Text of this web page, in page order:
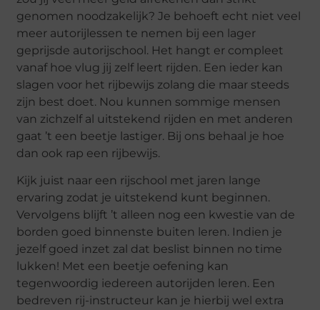
genomen noodzakelijk? Je behoeft echt niet veel
meer autorijlessen te nemen bij een lager
geprijsde autorijschool. Het hangt er compleet
vanaf hoe vlug jij zelf leert rijden. Een ieder kan
slagen voor het rijbewijs zolang die maar steeds
zijn best doet. Nou kunnen sommige mensen
van zichzelf al uitstekend rijden en met anderen
gaat ’t een beetje lastiger. Bij ons behaal je hoe
dan ook rap een rijbewijs.
Kijk juist naar een rijschool met jaren lange
ervaring zodat je uitstekend kunt beginnen.
Vervolgens blijft ’t alleen nog een kwestie van de
borden goed binnenste buiten leren. Indien je
jezelf goed inzet zal dat beslist binnen no time
lukken! Met een beetje oefening kan
tegenwoordig iedereen autorijden leren. Een
bedreven rij-instructeur kan je hierbij wel extra